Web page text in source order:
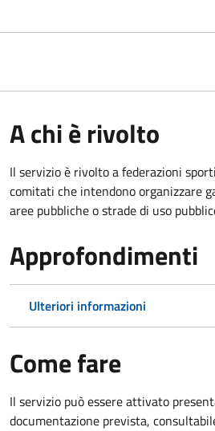
A chi è rivolto
Il servizio è rivolto a federazioni
comitati che intendono organizzare
aree pubbliche o strade di uso
Approfondimenti
Ulteriori informazioni
Come fare
Il servizio può essere attivato
documentazione prevista,